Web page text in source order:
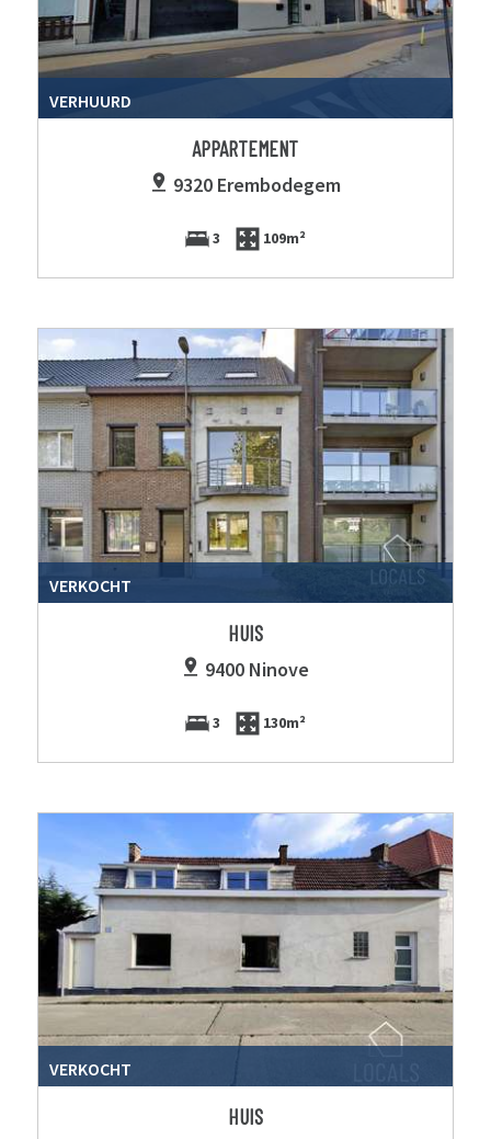
VERHUURD
APPARTEMENT
9320 Erembodegem
3 109m²
VERKOCHT
HUIS
9400 Ninove
3 130m²
VERKOCHT
HUIS